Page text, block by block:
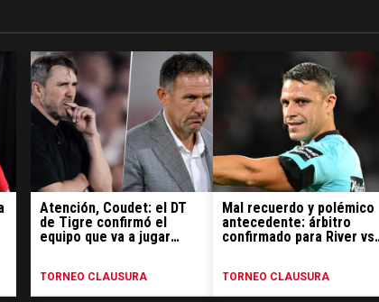
Atención, Coudet: el DT
de Tigre confirmó el
equipo que va a jugar
TORNEO CLAUSURA
Mal recuerdo y polémico
antecedente: árbitro
confirmado para River vs.
TORNEO CLAUSURA